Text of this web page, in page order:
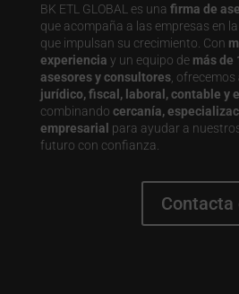
BK ETL GLOBAL es una firma de
que acompaña a las empresas en
que impulsan su crecimiento. Con
experiencia y un equipo de más de
asesores y consultores, ofrecemos
jurídico, fiscal, laboral, contable y
combinando cercanía,
empresarial para ayudar a
futuro con confianza.
Contacta